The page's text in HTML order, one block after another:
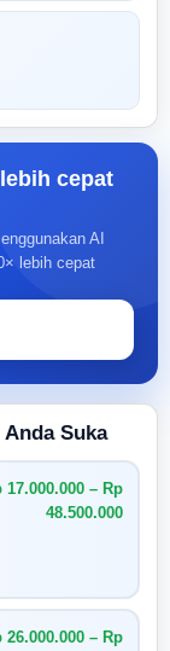
cepat
AI
lebih cepat
Suka
17.000.000 – Rp
48.500.000
26.000.000 – Rp